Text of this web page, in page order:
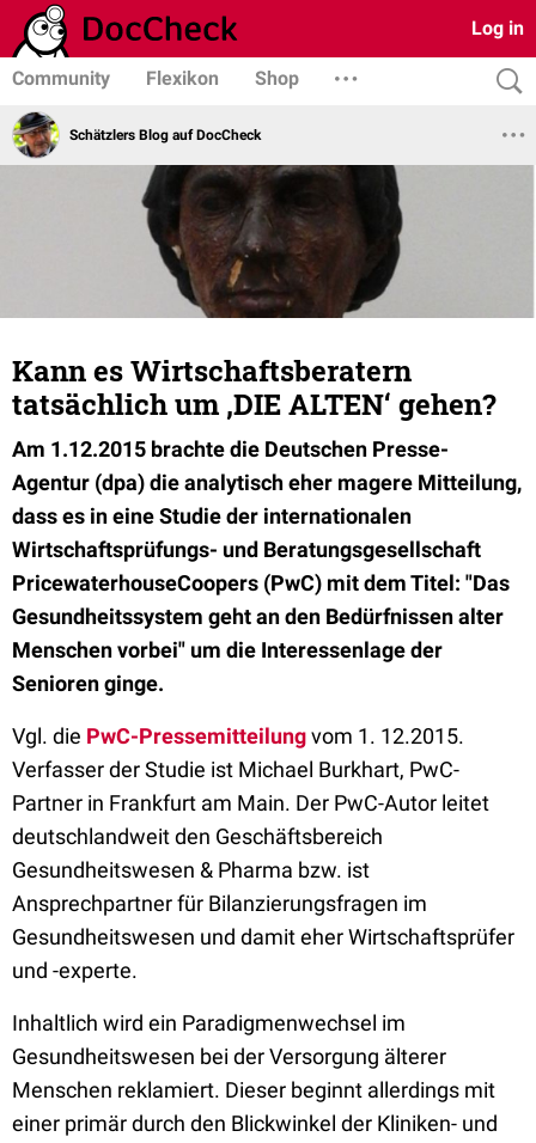
Log in
Community Flexikon Shop
Schätzlers Blog auf DocCheck
Kann es Wirtschaftsberatern
tatsächlich um ‚DIE ALTEN‘ gehen?
Am 1.12.2015 brachte die Deutschen Presse-
Agentur (dpa) die analytisch eher magere Mitteilung,
dass es in eine Studie der internationalen
Wirtschaftsprüfungs- und Beratungsgesellschaft
PricewaterhouseCoopers (PwC) mit dem Titel: "Das
Gesundheitssystem geht an den Bedürfnissen alter
Menschen vorbei" um die Interessenlage der
Senioren ginge.
Vgl. die PwC-Pressemitteilungvom 1. 12.2015.
Verfasser der Studie ist Michael Burkhart, PwC-
Partner in Frankfurt am Main. Der PwC-Autor leitet
deutschlandweit den Geschäftsbereich
Gesundheitswesen & Pharma bzw. ist
Ansprechpartner für Bilanzierungsfragen im
Gesundheitswesen und damit eher Wirtschaftsprüfer
und -experte.
Inhaltlich wird ein Paradigmenwechsel im
Gesundheitswesen bei der Versorgung älterer
Menschen reklamiert. Dieser beginnt allerdings mit
einer primär durch den Blickwinkel der Kliniken- und